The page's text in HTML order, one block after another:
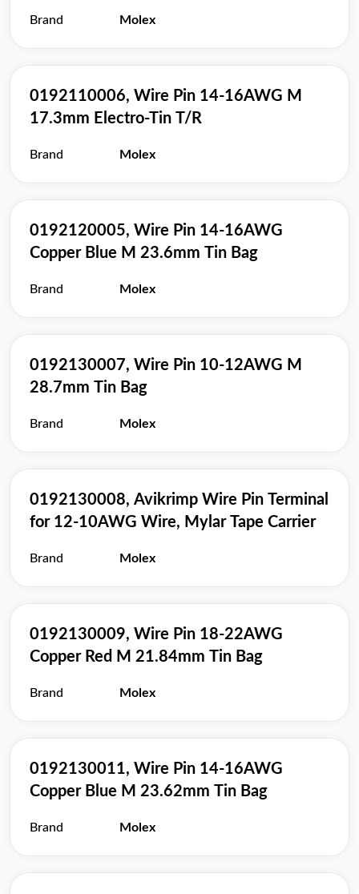
Brand Molex
0192110006, Wire Pin 14-16AWG M
17.3mm Electro-Tin T/R
Brand Molex
0192120005, Wire Pin 14-16AWG
Copper Blue M 23.6mm Tin Bag
Brand Molex
0192130007, Wire Pin 10-12AWG M
28.7mm Tin Bag
Brand Molex
0192130008, Avikrimp Wire Pin Terminal
for 12-10AWG Wire, Mylar Tape Carrier
Brand Molex
0192130009, Wire Pin 18-22AWG
Copper Red M 21.84mm Tin Bag
Brand Molex
0192130011, Wire Pin 14-16AWG
Copper Blue M 23.62mm Tin Bag
Brand Molex